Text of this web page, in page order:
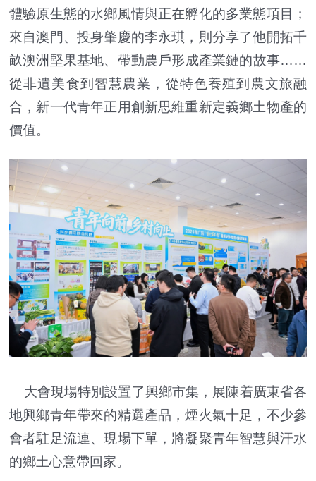
體驗原生態的水鄉風情與正在孵化的多業態項目；
來自澳門、投身肇慶的李永琪，則分享了他開拓千
畝澳洲堅果基地、帶動農戶形成產業鏈的故事……
從非遺美食到智慧農業，從特色養殖到農文旅融
合，新一代青年正用創新思維重新定義鄉土物產的
價值。
大會現場特別設置了興鄉市集，展陳着廣東省各
地興鄉青年帶來的精選產品，煙火氣十足，不少參
會者駐足流連、現場下單，將凝聚青年智慧與汗水
的鄉土心意帶回家。